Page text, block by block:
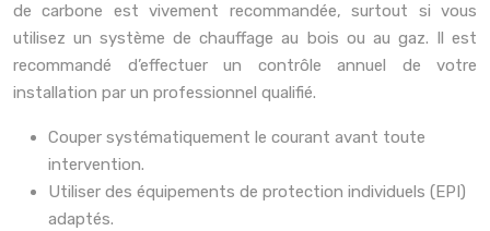
de carbone est vivement recommandée, surtout si vous
utilisez un système de chauffage au bois ou au gaz. Il est
recommandé d’effectuer un contrôle annuel de votre
installation par un professionnel qualifié.
Couper systématiquement le courant avant toute
intervention.
Utiliser des équipements de protection individuels (EPI)
adaptés.